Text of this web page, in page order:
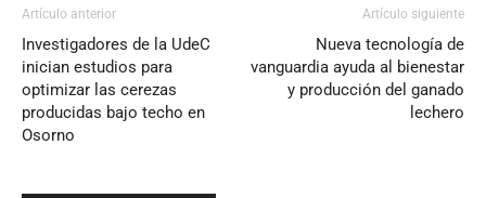
Artículo anterior
Investigadores de la UdeC
inician estudios para
optimizar las cerezas
producidas bajo techo en
Osorno
Artículo siguiente
Nueva tecnología de
vanguardia ayuda al bienestar
y producción del ganado
lechero